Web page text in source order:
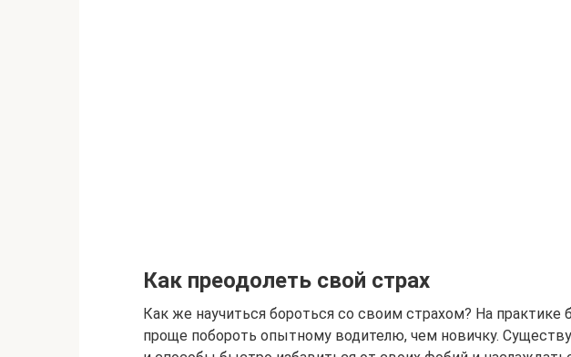
Как преодолеть свой страх
Как же научиться бороться со своим страхом? На практике
проще побороть опытному водителю, чем новичку.